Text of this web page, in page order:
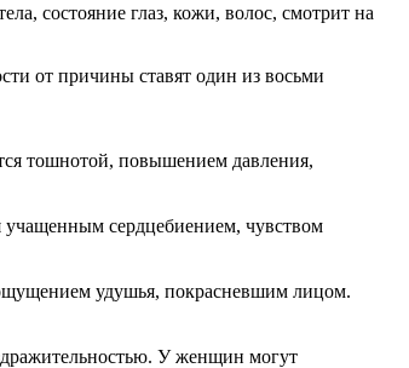
состояние глаз, кожи, волос, смотрит на
от причины ставят один из восьми
тошнотой, повышением давления,
учащенным сердцебиением, чувством
удушья, покрасневшим лицом.
У женщин могут